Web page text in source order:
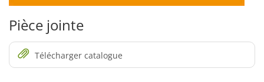
Pièce jointe
Télécharger catalogue